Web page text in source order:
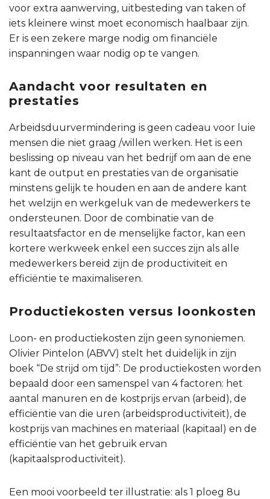
voor extra aanwerving, uitbesteding van taken of
iets kleinere winst moet economisch haalbaar zijn.
Er is een zekere marge nodig om financiële
inspanningen waar nodig op te vangen.
Aandacht voor resultaten en
prestaties
Arbeidsduurvermindering is geen cadeau voor luie
mensen die niet graag /willen werken. Het is een
beslissing op niveau van het bedrijf om aan de ene
kant de output en prestaties van de organisatie
minstens gelijk te houden en aan de andere kant
het welzijn en werkgeluk van de medewerkers te
ondersteunen. Door de combinatie van de
resultaatsfactor en de menselijke factor, kan een
kortere werkweek enkel een succes zijn als alle
medewerkers bereid zijn de productiviteit en
efficiëntie te maximaliseren.
Productiekosten versus loonkosten
Loon- en productiekosten zijn geen synoniemen.
Olivier Pintelon (ABVV) stelt het duidelijk in zijn
boek “De strijd om tijd”: De productiekosten worden
bepaald door een samenspel van 4 factoren: het
aantal manuren en de kostprijs ervan (arbeid), de
efficiëntie van die uren (arbeidsproductiviteit), de
kostprijs van machines en materiaal (kapitaal) en de
efficiëntie van het gebruik ervan
(kapitaalsproductiviteit).
Een mooi voorbeeld ter illustratie: als 1 ploeg 8u